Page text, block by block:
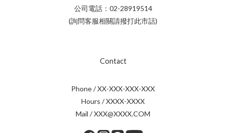
公司電話：02-28919514
(詢問客服相關請撥打此市話)
Contact
Phone / XX-XXX-XXX-XXX
Hours / XXXX-XXXX
Mail / XXX@XXXX.COM